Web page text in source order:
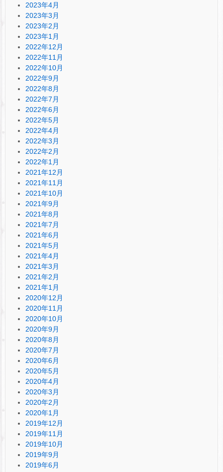
2023年4月
2023年3月
2023年2月
2023年1月
2022年12月
2022年11月
2022年10月
2022年9月
2022年8月
2022年7月
2022年6月
2022年5月
2022年4月
2022年3月
2022年2月
2022年1月
2021年12月
2021年11月
2021年10月
2021年9月
2021年8月
2021年7月
2021年6月
2021年5月
2021年4月
2021年3月
2021年2月
2021年1月
2020年12月
2020年11月
2020年10月
2020年9月
2020年8月
2020年7月
2020年6月
2020年5月
2020年4月
2020年3月
2020年2月
2020年1月
2019年12月
2019年11月
2019年10月
2019年9月
2019年6月